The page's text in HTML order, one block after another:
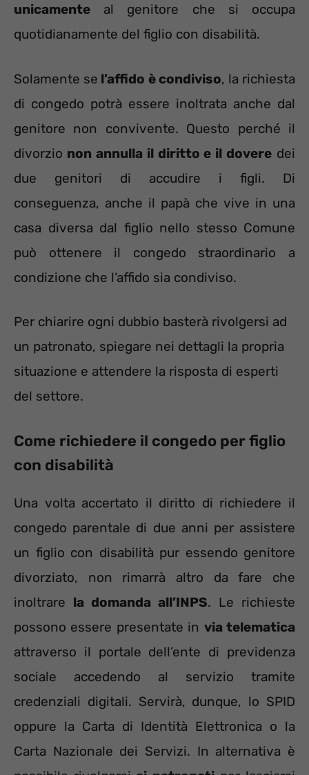
unicamente al genitore che si occupa
quotidianamente del figlio con disabilità.
Solamente se l’affido è condiviso, la richiesta
di congedo potrà essere inoltrata anche dal
genitore non convivente. Questo perché il
divorzio non annulla il diritto e il dovere dei
due genitori di accudire i figli. Di
conseguenza, anche il papà che vive in una
casa diversa dal figlio nello stesso Comune
può ottenere il congedo straordinario a
condizione che l’affido sia condiviso.
Per chiarire ogni dubbio basterà rivolgersi ad
un patronato, spiegare nei dettagli la propria
situazione e attendere la risposta di esperti
del settore.
Come richiedere il congedo per figlio
con disabilità
Una volta accertato il diritto di richiedere il
congedo parentale di due anni per assistere
un figlio con disabilità pur essendo genitore
divorziato, non rimarrà altro da fare che
inoltrare la domanda all’INPS. Le richieste
possono essere presentate in via telematica
attraverso il portale dell’ente di previdenza
sociale accedendo al servizio tramite
credenziali digitali. Servirà, dunque, lo SPID
oppure la Carta di Identità Elettronica o la
Carta Nazionale dei Servizi. In alternativa è